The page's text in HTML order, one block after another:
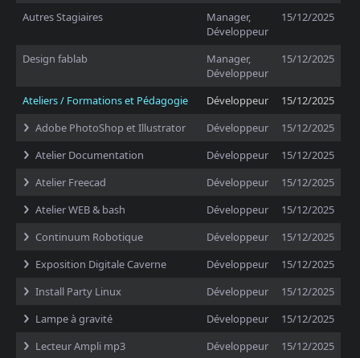
Autres Stagiaires
Manager,
Développeur
15/12/2025
Design fablab
Manager,
Développeur
15/12/2025
Ateliers / Formations et Pédagogie Développeur
15/12/2025
Adobe PhotoShop et Illustrator
Développeur
15/12/2025
Atelier Documentation
Développeur
15/12/2025
Atelier Freecad
Développeur
15/12/2025
Atelier WEB & bash
Développeur
15/12/2025
Continuum Robotique
Développeur
15/12/2025
Exposition Digitale Caverne
Développeur
15/12/2025
Install Party Linux
Développeur
15/12/2025
Lampe à gravité
Développeur
15/12/2025
Lecteur Ampli mp3
Développeur
15/12/2025